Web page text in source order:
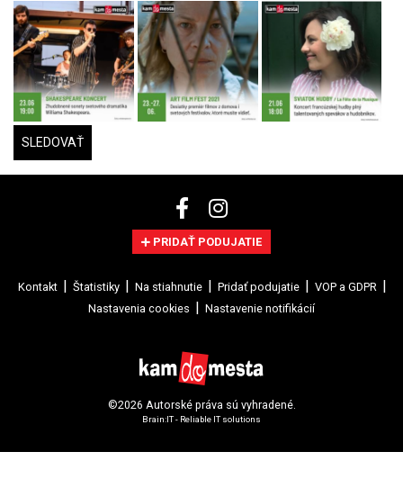
SLEDOVAŤ
PRIDAŤ PODUJATIE
Kontakt Štatistiky Na stiahnutie Pridať podujatie
VOP a GDPR
Nastavenia cookies
Nastavenie notifikácií
©2026 Autorské práva sú vyhradené.
Brain:IT - Reliable IT solutions